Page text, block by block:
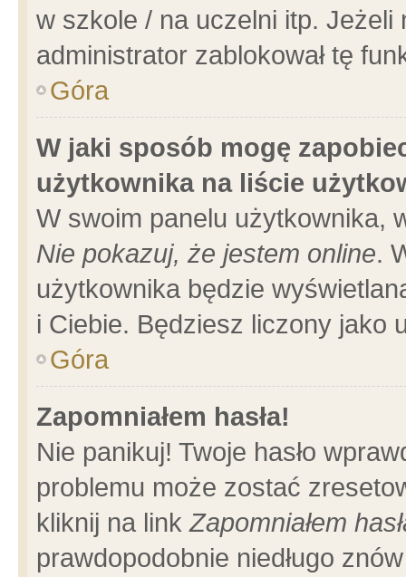
w szkole / na uczelni itp.
administrator zablokował tę
Góra
W jaki sposób mogę
użytkownika na liście
W swoim panelu użytkownika,
Nie pokazuj, że jestem online.
użytkownika będzie
i Ciebie. Będziesz liczony jako
Góra
Zapomniałem hasła!
Nie panikuj! Twoje hasło
problemu może zostać
kliknij na linkZapomniałem
prawdopodobnie niedługo